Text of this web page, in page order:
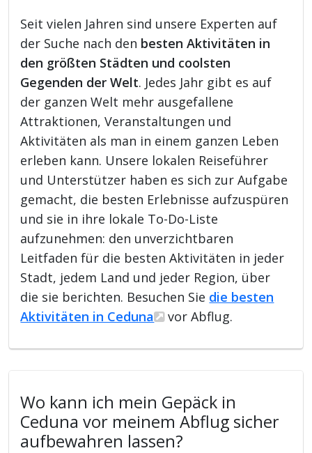
Seit vielen Jahren sind unsere Experten auf
der Suche nach den besten Aktivitäten in
den größten Städten und coolsten
Gegenden der Welt. Jedes Jahr gibt es auf
der ganzen Welt mehr ausgefallene
Attraktionen, Veranstaltungen und
Aktivitäten als man in einem ganzen Leben
erleben kann. Unsere lokalen Reiseführer
und Unterstützer haben es sich zur Aufgabe
gemacht, die besten Erlebnisse aufzuspüren
und sie in ihre lokale To-Do-Liste
aufzunehmen: den unverzichtbaren
Leitfaden für die besten Aktivitäten in jeder
Stadt, jedem Land und jeder Region, über
die sie berichten. Besuchen Sie die besten
Aktivitäten in Ceduna
vor Abflug.
Wo kann ich mein Gepäck in
Ceduna vor meinem Abflug sicher
aufbewahren lassen?